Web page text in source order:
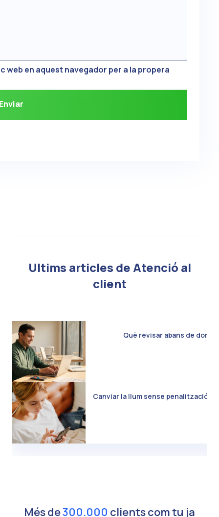
web en aquest navegador per a la propera
Ultims articles de Atenció al
client
Què revisar abans de
Canviar la llum sense penalització:
Més de300.000 clients com tu ja